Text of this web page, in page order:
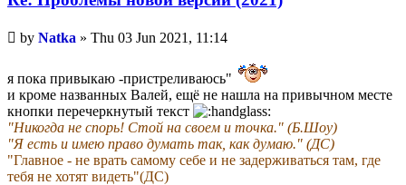
Unread
post
by Natka » Thu 03 Jun 2021, 11:14
я пока привыкаю -пристреливаюсь"
и кроме названных Валей, ещё не нашла на привычном месте
кнопки перечеркнутый текст
"Никогда не спорь! Стой на своем и точка." (Б.Шоу)
"Я есть и имею право думать так, как думаю." (ДС)
"Главное - не врать самому себе и не задерживаться там, где
тебя не хотят видеть"(ДС)